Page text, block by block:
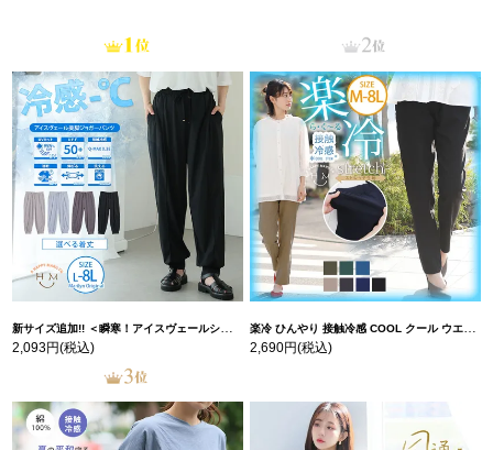
新サイズ追加!! ＜瞬寒！アイスヴェールシリーズ＞ 美脚 ジョガーパンツ 【ウェストゴム】 【ストレッチ】 | 大きいサイズの通販ならハッピーマリリン
2,093円(税込)
楽冷 ひんやり 接触冷感 COOL クール ウエストゴム 楽ちん ストレッチ 美脚 レギパン 【ストレッチ】 | 大きいサイズの通販ならハッピーマリリン
2,690円(税込)